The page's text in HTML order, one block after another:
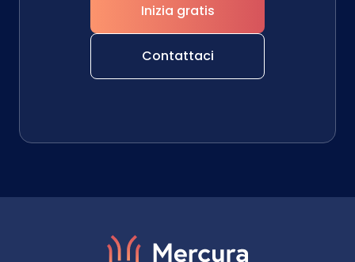
Inizia gratis
Contattaci